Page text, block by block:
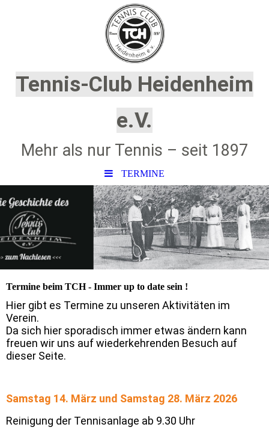
Tennis-Club Heidenheim
e.V.
Mehr als nur Tennis – seit 1897
TERMINE
Termine beim TCH - Immer up to date sein !
Hier gibt es Termine zu unseren Aktivitäten im
Verein.
Da sich hier sporadisch immer etwas ändern kann
freuen wir uns auf wiederkehrenden Besuch auf
dieser Seite.
Samstag 14. März und Samstag 28. März 2026
Reinigung der Tennisanlage ab 9.30 Uhr